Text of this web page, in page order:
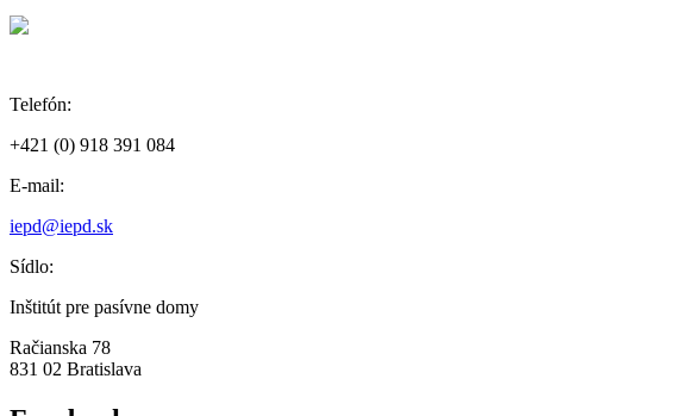
Telefón:
+421 (0) 918 391 084
E-mail:
iepd@iepd.sk
Sídlo:
Inštitút pre pasívne domy
Račianska 78
831 02 Bratislava